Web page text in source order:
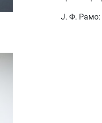
Ј. Ф. Рамо: